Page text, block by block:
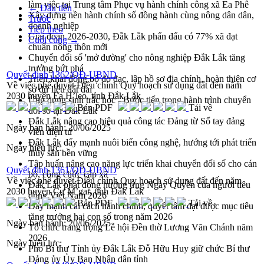
làm việc tại Trung tâm Phục vụ hành chính công xã Ea Phê
Xây dựng nền hành chính số đồng hành cùng nông dân dân,
doanh nghiệp
Giai đoạn 2026-2030, Đắk Lắk phấn đấu có 77% xã đạt
chuẩn nông thôn mới
Chuyển đổi số 'mở đường' cho nông nghiệp Đắk Lắk tăng
trưởng bứt phá
Triển khai đồng bộ đo đạc, lập hồ sơ địa chính, hoàn thiện cơ
sở dữ liệu đất đai
Ứng dụng sinh trắc học - Bước tiến trong hành trình chuyển
đổi số tại Đắk Lắk
Đắk Lắk nâng cao hiệu quả công tác Đảng từ Sổ tay đảng
viên điện tử
Đắk Lắk đẩy mạnh nuôi biển công nghệ, hướng tới phát triển
thủy sản bền vững
Tập huấn nâng cao năng lực triển khai chuyển đổi số cho cán
bộ, công chức cấp xã
Đắk Lắk phát động hưởng ứng Ngày Quyền của người tiêu
dùng Việt Nam 2026
Đẩy mạnh cải cách hành chính, quyết tâm đạt được mục tiêu
tăng trưởng hai con số trong năm 2026
Tổ chức trang trọng Lễ hội Đền thờ Lương Văn Chánh năm
2026
Phó Bí thư Tỉnh ủy Đắk Lắk Đỗ Hữu Huy giữ chức Bí thư
Đảng ủy Ủy Ban Nhân dân tỉnh
← Đầu tiên
Trước
Tiếp theo
Cuối cùng →
Quyết định 1362/QĐ-UBND
Về việc phê duyệt Điều chỉnh Quy hoạch sử dụng đất đến năm
2030 huyện Ea H’leo, tỉnh Đắk Lắk
Bản PDF
Tải về
Ngày ban hành:20/06/2025
Ngày hiệu lực:
Quyết định 1361/QĐ-UBND
Về việc phê duyệt Điều chỉnh Quy hoạch sử dụng đất đến năm
2030 huyện Cư M’gar, tỉnh Đắk Lắk
Bản PDF
Tải về
Ngày ban hành:20/06/2025
Ngày hiệu lực: